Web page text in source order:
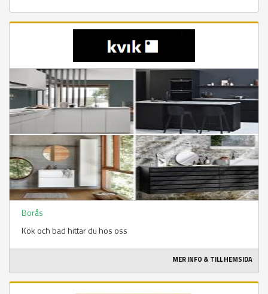
Borås
Kök och bad hittar du hos oss
MER INFO & TILL HEMSIDA